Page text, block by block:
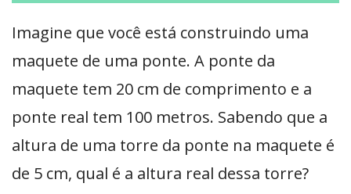
Imagine que você está construindo uma
maquete de uma ponte. A ponte da
maquete tem 20 cm de comprimento e a
ponte real tem 100 metros. Sabendo que a
altura de uma torre da ponte na maquete é
de 5 cm, qual é a altura real dessa torre?